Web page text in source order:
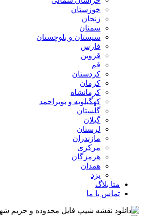
خوزستان
زنجان
سمنان
سیستان و بلوچستان
فارس
قزوین
قم
کردستان
کرمان
کرمانشاه
کهگیلویه و بویراحمد
گلستان
گیلان
لرستان
مازندران
مرکزی
هرمزگان
همدان
یزد
متا بلاگ
تماس با ما